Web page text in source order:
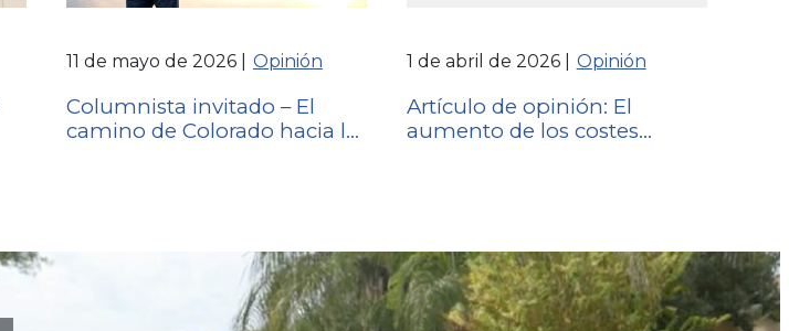
11 de mayo de 2026 Opinión
Columnista invitado – El
camino de Colorado hacia la
1 de abril de 2026 Opinión
Artículo de opinión: El
aumento de los costes